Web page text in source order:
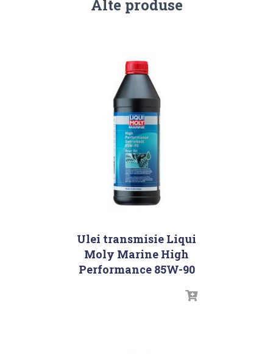
Alte produse
Ulei transmisie Liqui
Moly Marine High
Performance 85W-90